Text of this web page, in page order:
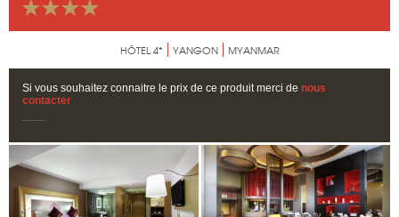
HÔTEL 4* YANGON MYANMAR
Si vous souhaitez connaitre le prix de ce produit merci de nous
contacter